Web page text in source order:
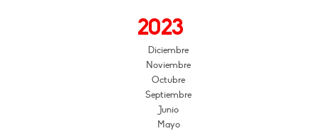
2023
Diciembre
Noviembre
Octubre
Septiembre
Junio
Mayo